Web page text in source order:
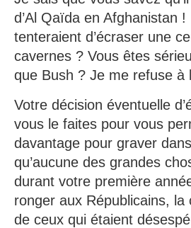
d’Al Qaïda en Afghanistan
tenteraient d’écraser une
cavernes ? Vous êtes
que Bush ? Je me refuse à
Votre décision éventuelle
vous le faites pour vous
davantage pour graver
qu’aucune des grandes
durant votre première
ronger aux Républicains,
de ceux qui étaient